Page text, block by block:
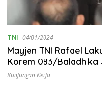
TNI 04/01/2024
Mayjen TNI Rafael
Korem 083/Baladhika
Kunjungan Kerja